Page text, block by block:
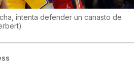
intenta defender un canasto de
)